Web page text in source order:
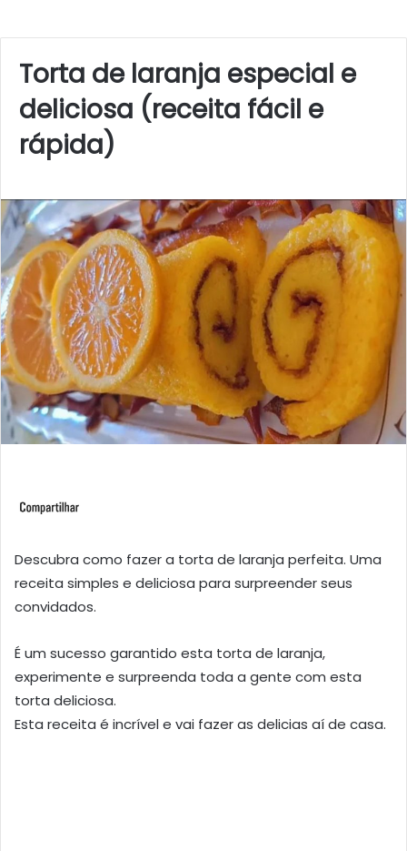
Torta de laranja especial e
deliciosa (receita fácil e
rápida)
Descubra como fazer a torta de laranja perfeita. Uma
receita simples e deliciosa para surpreender seus
convidados.
É um sucesso garantido esta torta de laranja,
experimente e surpreenda toda a gente com esta
torta deliciosa.
Esta receita é incrível e vai fazer as delicias aí de casa.